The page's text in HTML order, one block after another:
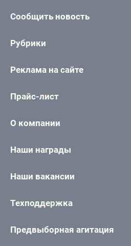
Сообщить новость
Рубрики
Реклама на сайте
Прайс-лист
О компании
Наши награды
Наши вакансии
Техподдержка
Предвыборная агитация